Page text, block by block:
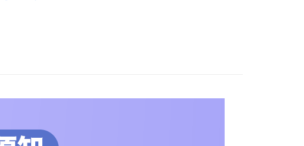
是否繳費成功／繳費後需取消欲退款等相關疑問，請聯繫「AFTEE先享後
【注意事項】
１．透過由恩沛科技股份有限公司提供之「AFTEE先享後付」服務完成之
依收藏品牌 熱門品牌 PRIME 1 STUDIO
🔥預購新品專區｜分期0利率